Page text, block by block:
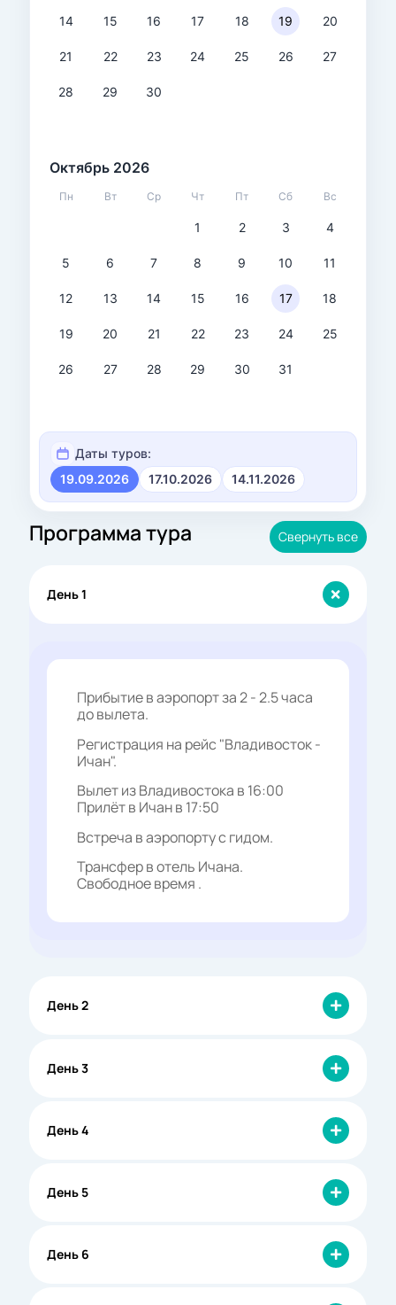
14 15 16 17 18 19 20
21 22 23 24 25 26 27
28 29 30
Октябрь 2026
Пн Вт Ср Чт Пт Сб Вс
1 2 3 4
5 6 7 8 9 10 11
12 13 14 15 16 17 18
19 20 21 22 23 24 25
26 27 28 29 30 31
Даты туров:
19.09.2026
17.10.2026 14.11.2026
Программа тура Свернуть все
День 1
Прибытие в аэропорт за 2 - 2.5 часа
до вылета.
Регистрация на рейс "Владивосток -
Ичан".
Вылет из Владивостока в 16:00
Прилёт в Ичан в 17:50
Встреча в аэропорту с гидом.
Трансфер в отель Ичана.
Свободное время .
День 2
День 3
День 4
День 5
День 6